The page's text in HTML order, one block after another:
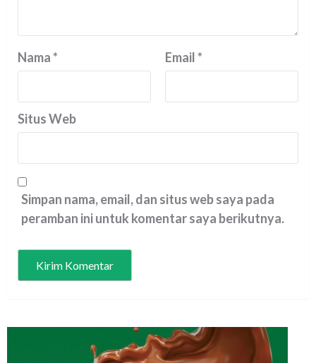
Nama* Email*
Situs Web
Simpan nama, email, dan situs web saya pada
peramban ini untuk komentar saya berikutnya.